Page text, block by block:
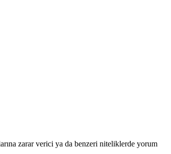
zarar verici ya da benzeri niteliklerde yorum